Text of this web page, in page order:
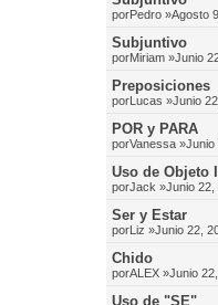
porPedro »Agosto
Subjuntivo
porMiriam »Junio
Preposiciones
porLucas »Junio
POR y PARA
porVanessa »Junio
Uso de Objeto
porJack »Junio 22,
Ser y Estar
porLiz »Junio 22,
Chido
porALEX »Junio
Uso de "SE"